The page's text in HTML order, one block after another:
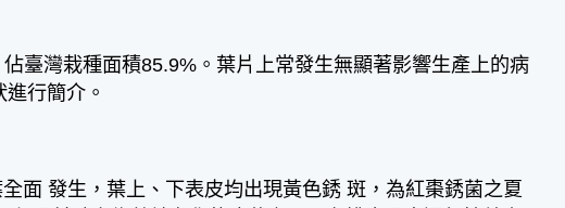
臺灣栽種面積85.9%。葉片上常發生無顯著影響生產上的病
行簡介。
面 發生，葉上、下表皮均出現黃色銹 斑，為紅棗銹菌之夏